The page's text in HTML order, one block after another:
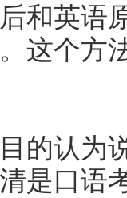
和英语
这个方
认为说
是口语